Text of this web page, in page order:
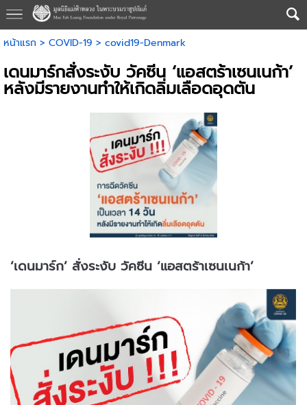
หน้าแรก > COVID-19 > covid19-Denmark
เดนมาร์กสั่งระงับ วัคซีน ‘แอสตร้าเซนเนก้า’
หลังมีรายงานทำให้เกิดลิ่มเลือดอุดตัน
‘เดนมาร์ก’ สั่งระงับ วัคซีน ‘แอสตร้าเซนเนก้า’